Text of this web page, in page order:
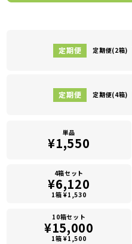
定期便(2箱)
定期便(4箱)
単品
¥1,550
4箱セット
¥6,120
1箱 ¥1,530
10箱セット
¥15,000
1箱 ¥1,500